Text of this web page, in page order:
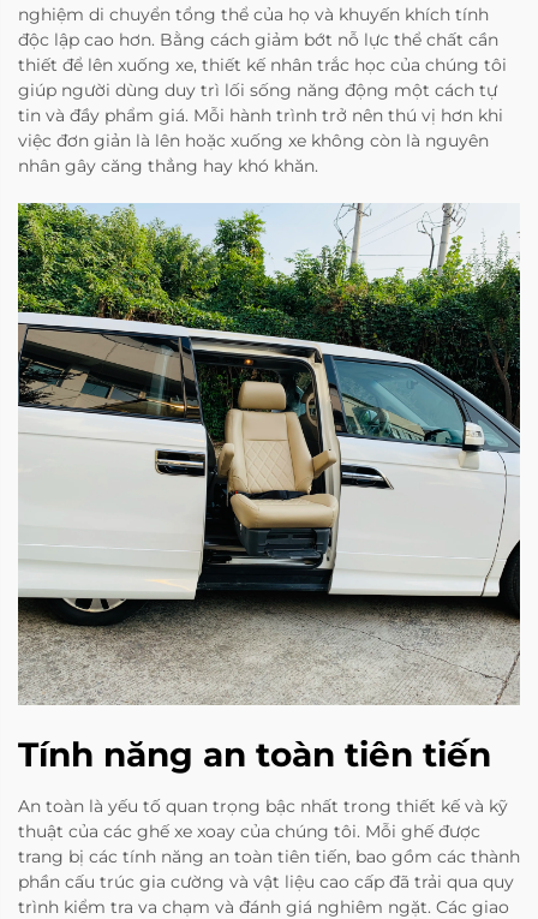
nghiệm di chuyển tổng thể của họ và khuyến khích tính
độc lập cao hơn. Bằng cách giảm bớt nỗ lực thể chất cần
thiết để lên xuống xe, thiết kế nhân trắc học của chúng tôi
giúp người dùng duy trì lối sống năng động một cách tự
tin và đầy phẩm giá. Mỗi hành trình trở nên thú vị hơn khi
việc đơn giản là lên hoặc xuống xe không còn là nguyên
nhân gây căng thẳng hay khó khăn.
Tính năng an toàn tiên tiến
An toàn là yếu tố quan trọng bậc nhất trong thiết kế và kỹ
thuật của các ghế xe xoay của chúng tôi. Mỗi ghế được
trang bị các tính năng an toàn tiên tiến, bao gồm các thành
phần cấu trúc gia cường và vật liệu cao cấp đã trải qua quy
trình kiểm tra va chạm và đánh giá nghiêm ngặt. Các giao